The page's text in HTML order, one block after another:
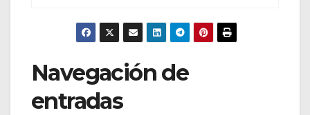
Navegación de
entradas